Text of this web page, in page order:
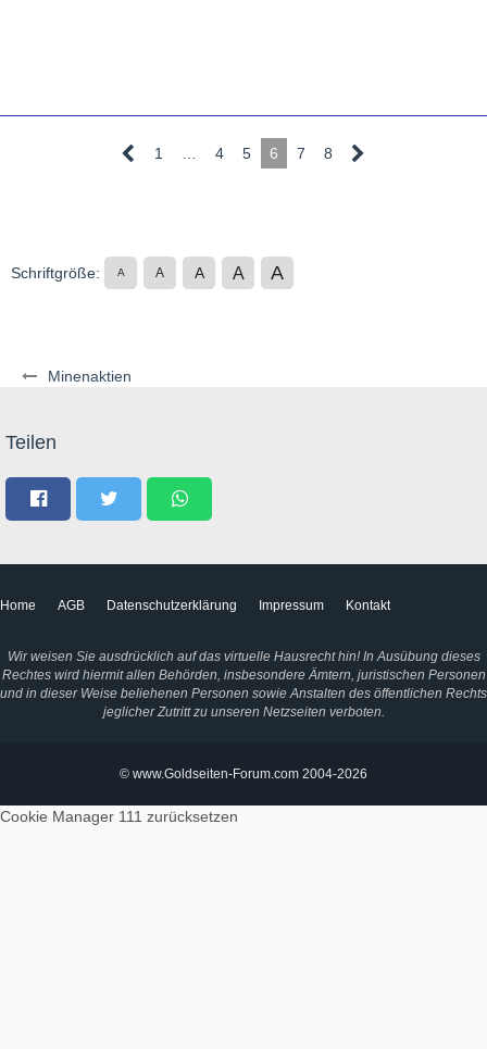
Minenaktien
1 4 5 6 7 8
Schriftgröße: A A A A A
Teilen
Home AGB Datenschutzerklärung Impressum Kontakt
Wir weisen Sie ausdrücklich auf das virtuelle Hausrecht hin! In Ausübung dieses
Rechtes wird hiermit allen Behörden, insbesondere Ämtern, juristischen Personen
und in dieser Weise beliehenen Personen sowie Anstalten des öffentlichen Rechts
jeglicher Zutritt zu unseren Netzseiten verboten.
© www.Goldseiten-Forum.com 2004-2026
Cookie Manager 111 zurücksetzen